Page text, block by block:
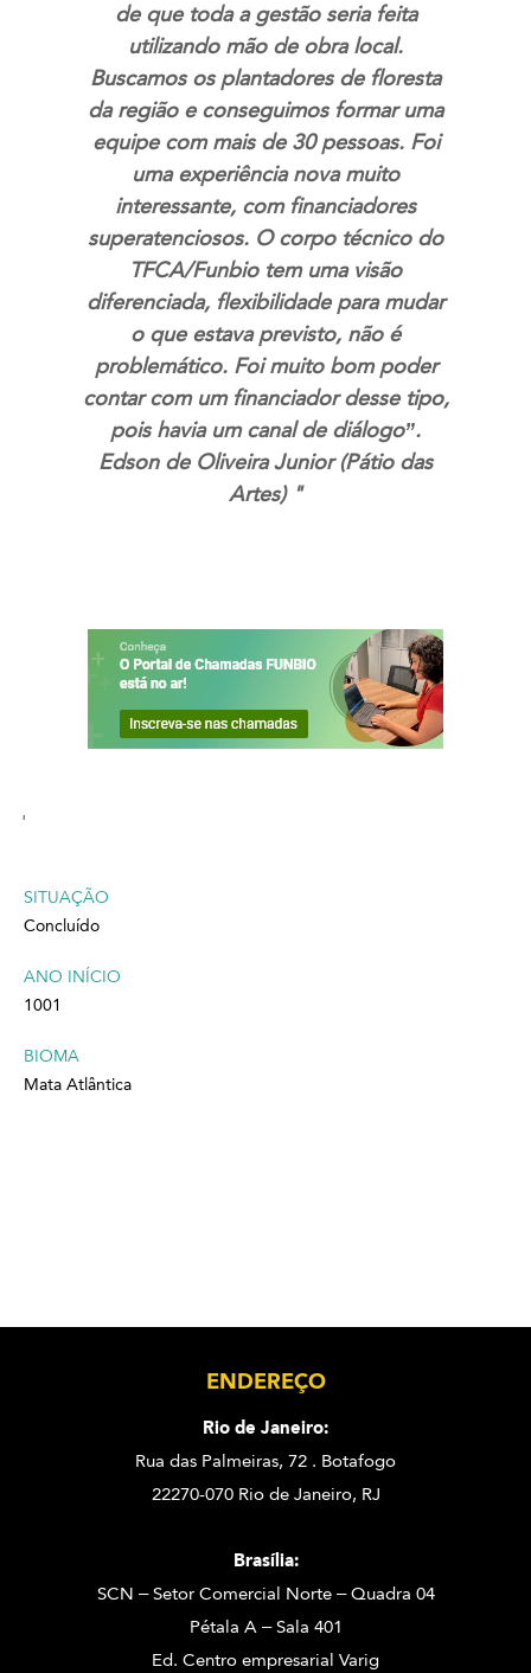
de que toda a gestão seria feita
utilizando mão de obra local.
Buscamos os plantadores de floresta
da região e conseguimos formar uma
equipe com mais de 30 pessoas. Foi
uma experiência nova muito
interessante, com financiadores
superatenciosos. O corpo técnico do
TFCA/Funbio tem uma visão
diferenciada, flexibilidade para mudar
o que estava previsto, não é
problemático. Foi muito bom poder
contar com um financiador desse tipo,
pois havia um canal de diálogo”.
Edson de Oliveira Junior (Pátio das
Artes) "
'
SITUAÇÃO
Concluído
ANO INÍCIO
1001
BIOMA
Mata Atlântica
ENDEREÇO
Rio de Janeiro:
Rua das Palmeiras, 72 . Botafogo
22270-070 Rio de Janeiro, RJ
Brasília:
SCN – Setor Comercial Norte – Quadra 04
Pétala A – Sala 401
Ed. Centro empresarial Varig